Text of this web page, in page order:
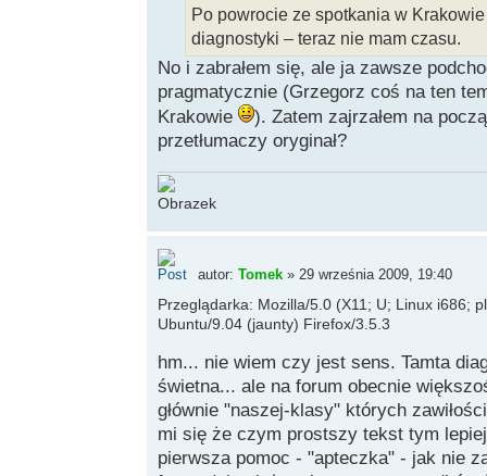
Po powrocie ze spotkania w
diagnostyki – teraz nie mam czasu.
No i zabrałem się, ale ja zawsze
pragmatycznie (Grzegorz coś na ten
Krakowie
). Zatem zajrzałem na
przetłumaczy oryginał?
autor: Tomek » 29 września 2009, 19:40
Przeglądarka: Mozilla/5.0 (X11; U; Linux i686;
Ubuntu/9.04 (jaunty) Firefox/3.5.3
hm... nie wiem czy jest sens. Tamta
świetna... ale na forum obecnie
głównie "naszej-klasy" których
mi się że czym prostszy tekst tym
pierwsza pomoc - "apteczka" - jak nie